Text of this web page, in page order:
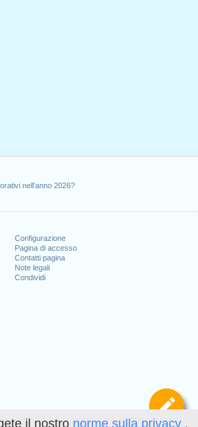
il nostro norme sulla privacy .
nell'anno 2026?
Configurazione
Pagina di accesso
Contatti pagina
Note legali
Condividi